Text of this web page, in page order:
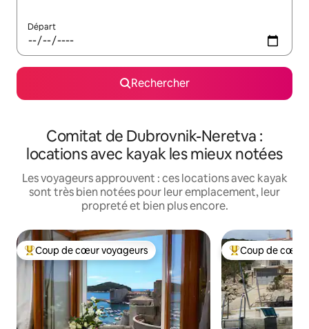
Départ
Rechercher
Comitat de Dubrovnik-Neretva :
locations avec kayak les mieux notées
Les voyageurs approuvent : ces locations avec kayak
sont très bien notées pour leur emplacement, leur
propreté et bien plus encore.
Coups de cœur voyageurs les plus appréciés
Coup de cœur voyageurs Coups de cœur
Coup de cœur